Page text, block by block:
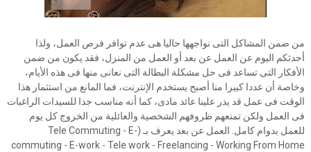
من ضمن المشاكل التى نواجهها حاليا هى عدم توافر فرص العمل، ولذا
أحدثكم اليوم عن العمل عن بعد أو العمل من المنزل، فقد يكون من ضمن
الأفكار التى تساعد فى حل مشكلة البطالة التى نعانى منها فى هذه الأيام،
وخاصة أن عددا كبيرا منا أصبح يستخدم الإنترنت، فما المانع من استثمار هذا
الوقت فى عمل قد يدر علينا عائد مادى، كما أنه مناسب جدا للسيدات الراغبات
فى العمل ولكن تمنعهم ظروفهم الشخصية والعائلية من الخروج كل يوم
للعمل بدوام كامل. العمل عن بعد يعرف بـ (Tele Commuting - E-
commuting - E-work - Tele work - Freelancing - Working From Home